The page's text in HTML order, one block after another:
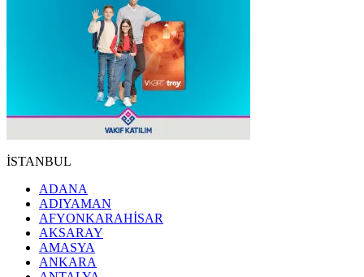
İSTANBUL
ADANA
ADIYAMAN
AFYONKARAHİSAR
AKSARAY
AMASYA
ANKARA